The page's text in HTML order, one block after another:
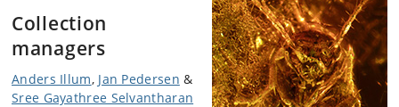
Collection
managers
Anders Illum, Jan Pedersen &
Sree Gayathree Selvantharan